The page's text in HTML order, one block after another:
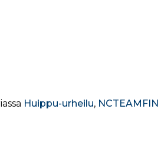
Huippu-urheilu, NCTEAMFIN